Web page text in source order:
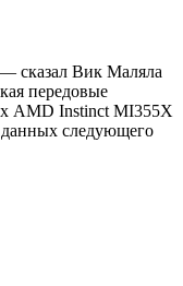
сказал Вик Маляла
передовые
AMD Instinct MI355X
данных следующего